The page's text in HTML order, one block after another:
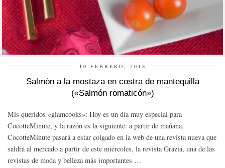
10 FEBRERO, 2013
Salmón a la mostaza en costra de mantequilla
(«Salmón romaticón»)
Mis queridos «glamcooks»: Hoy es un día muy especial para
CocotteMinute, y la razón es la siguiente: a partir de mañana,
CocotteMinute pasará a estar colgado en la web de una revista nueva que
saldrá al mercado a partir de este miércoles, la revista Grazia, una de las
revistas de moda y belleza más importantes …